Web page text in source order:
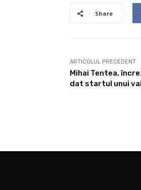
Share
ARTICOLUL PRECEDENT
Mihai Tentea,
dat startul unui